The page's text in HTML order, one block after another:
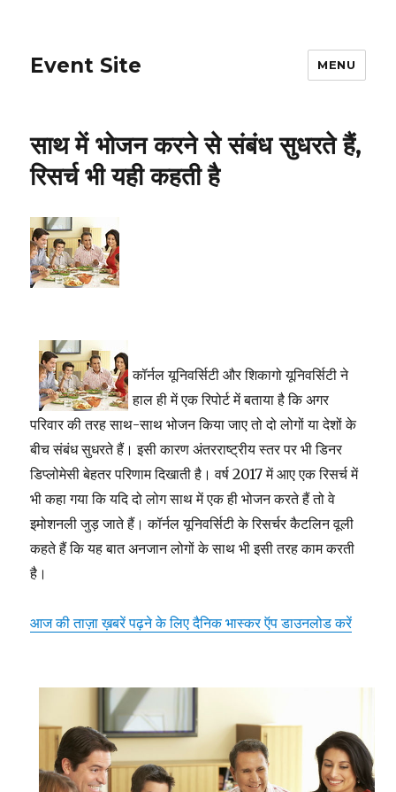
Event Site MENU
साथ में भोजन करने से संबंध सुधरते हैं,
रिसर्च भी यही कहती है
कॉर्नल यूनिवर्सिटी और शिकागो यूनिवर्सिटी ने
हाल ही में एक रिपोर्ट में बताया है कि अगर
परिवार की तरह साथ-साथ भोजन किया जाए तो दो लोगों या देशों के
बीच संबंध सुधरते हैं। इसी कारण अंतरराष्ट्रीय स्तर पर भी डिनर
डिप्लोमेसी बेहतर परिणाम दिखाती है। वर्ष 2017 में आए एक रिसर्च में
भी कहा गया कि यदि दो लोग साथ में एक ही भोजन करते हैं तो वे
इमोशनली जुड़ जाते हैं। कॉर्नल यूनिवर्सिटी के रिसर्चर कैटलिन वूली
कहते हैं कि यह बात अनजान लोगों के साथ भी इसी तरह काम करती
है।
आज की ताज़ा ख़बरें पढ़ने के लिए दैनिक भास्कर ऍप डाउनलोड करें